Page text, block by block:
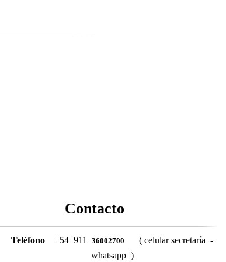
Contacto
Teléfono+54 91136002700
( celular secretaría -
whatsapp )